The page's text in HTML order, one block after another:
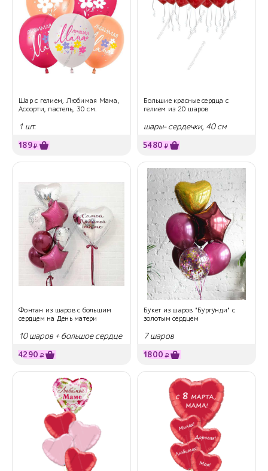
Шар с гелием, Любимая Мама,
Ассорти, пастель, 30 см.
1 шт.
189₽
Большие красные сердца с
гелием из 20 шаров
шары- сердечки, 40 см
5480 ₽
Фонтан из шаров с большим
сердцем на День матери
10 шаров + большое сердце
4290 ₽
Букет из шаров "Бургунди" с
золотым сердцем
7 шаров
1800 ₽